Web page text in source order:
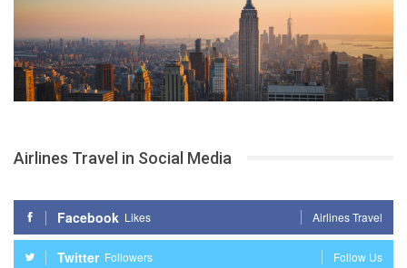
Airlines Travel in Social Media
Facebook Likes Airlines Travel
Twitter Followers Follow Us